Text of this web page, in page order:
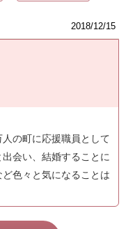
2018/12/15
の町に応援職員として
会い、結婚することに
色々と気になることは